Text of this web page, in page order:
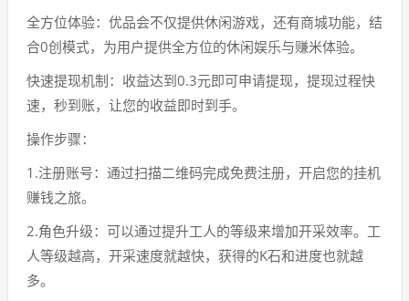
全方位体验：优品会不仅提供休闲游戏，还有商城功能，结
合0创模式，为用户提供全方位的休闲娱乐与赚米体验。
快速提现机制：收益达到0.3元即可申请提现，提现过程快
速，秒到账，让您的收益即时到手。
操作步骤：
1.注册账号：通过扫描二维码完成免费注册，开启您的挂机
赚钱之旅。
2.角色升级：可以通过提升工人的等级来增加开采效率。工
人等级越高，开采速度就越快，获得的K石和进度也就越
多。